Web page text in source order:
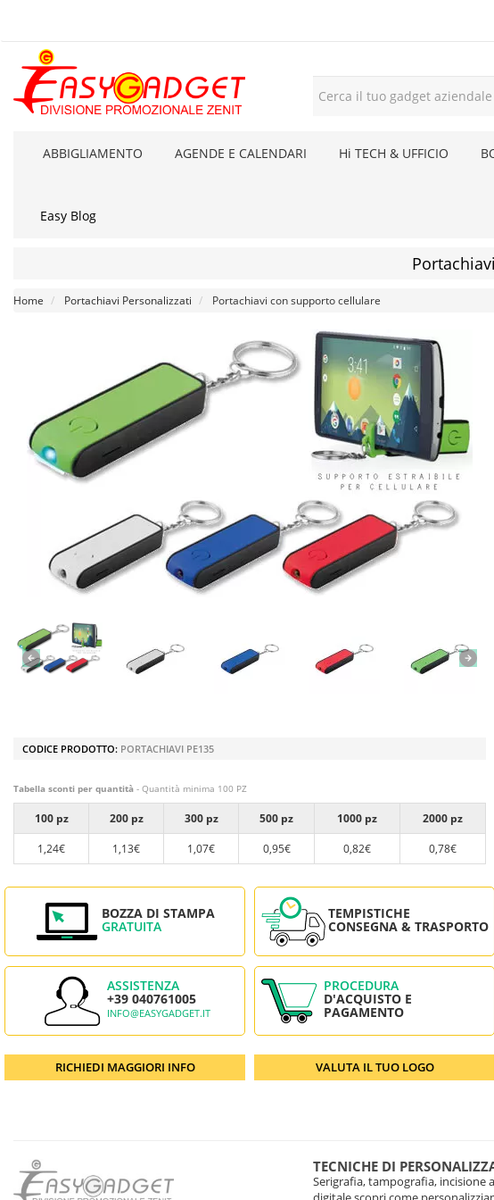
ABBIGLIAMENTO AGENDE E CALENDARI Hi TECH & UFFICIO
Easy Blog
Home Portachiavi Personalizzati Portachiavi con supporto cellulare
CODICE PRODOTTO: PORTACHIAVI PE135
Tabella sconti per quantità - Quantità minima 100 PZ
100 pz 200 pz 300 pz 500 pz 1000 pz
2000 pz
1,24€
1,13€ 1,07€ 0,95€ 0,82€ 0,78€
BOZZA DI STAMPA
GRATUITA
TEMPISTICHE
CONSEGNA & TRASPORTO
ASSISTENZA
+39 040761005
INFO@EASYGADGET.IT
PROCEDURA
D'ACQUISTO E
PAGAMENTO
RICHIEDI MAGGIORI INFO VALUTA IL TUO LOGO
TECNICHE DI
Serigrafia, tampografia, incisione